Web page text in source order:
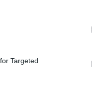
Targeted